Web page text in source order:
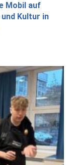
Mobil auf
Kultur in